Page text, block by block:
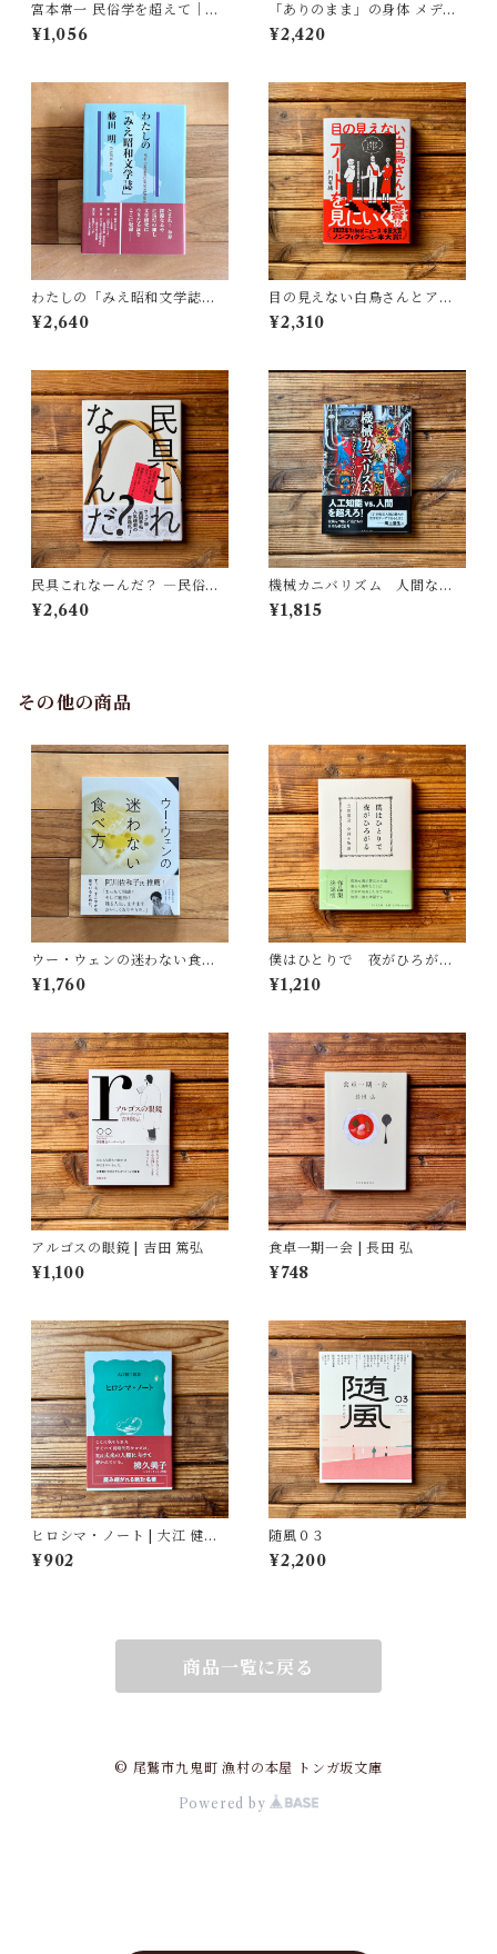
宮本常一 民俗学を超えて｜木
村 哲也
¥1,056
「ありのまま」の身体 メディ
アが描く私の見た目 | 藤嶋 陽
子(著)
¥2,420
わたしの「みえ昭和文学誌」 |
藤田 明
¥2,640
目の見えない白鳥さんとアー
トを見にいく | 川内 有緒
¥2,310
民具これなーんだ？ ―民俗学
者・宮本常一が美術大学に遺
した民具コレクション | 加藤幸
¥2,640
機械カニバリズム 人間なき
あとの人類学へ｜久保 明教
¥1,815
その他の商品
ウー・ウェンの迷わない食べ
方 | ウー・ウェン
¥1,760
僕はひとりで 夜がひろがる
立原道造 全詩＋物語｜立原
道造, 杉田 淳子(編)
¥1,210
アルゴスの眼鏡 | 吉田 篤弘
¥1,100
食卓一期一会 | 長田 弘
¥748
ヒロシマ・ノート | 大江 健三
郎
¥902
随風０３
¥2,200
商品一覧に戻る
© 尾鷲市九鬼町 漁村の本屋 トンガ坂文庫
Powered by